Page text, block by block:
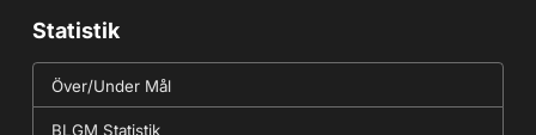
Statistik
Över/Under Mål
BLGM Statistik